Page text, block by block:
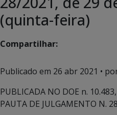
(quinta-feira)
Compartilhar:
Publicado em 26 abr 2021 •
PUBLICADA NO DOE n.
PAUTA DE JULGAMENTO N.